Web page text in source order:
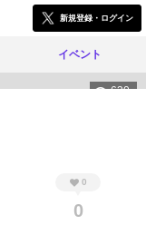
新規登録・ログイン
イベント
630
0
0